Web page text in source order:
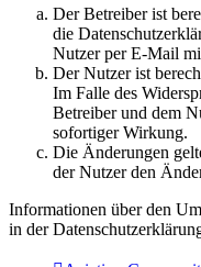
Der Betreiber ist
die
Nutzer per E-Mail
Der Nutzer ist
Im Falle des
Betreiber und dem
sofortiger Wirkung.
Die Änderungen
der Nutzer den
Informationen über den
in der